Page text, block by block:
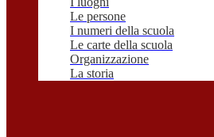
Le persone
I numeri della scuola
Le carte della scuola
Organizzazione
La storia